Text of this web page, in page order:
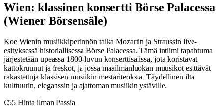
Wien: klassinen konsertti Börse Palacessa
(Wiener Börsensäle)
Koe Wienin musiikkiperinnön taika Mozartin ja Straussin live-
esityksessä historiallisessa Börse Palacessa. Tämä intiimi tapahtuma
järjestetään upeassa 1800-luvun konserttisalissa, jota koristavat
kattokruunut ja freskot, ja jossa maailmanluokan muusikot esittävät
rakastettuja klassisen musiikin mestariteoksia. Täydellinen ilta
kulttuurin, eleganssin ja ajattoman musiikin ystäville.
€55 Hinta ilman Passia